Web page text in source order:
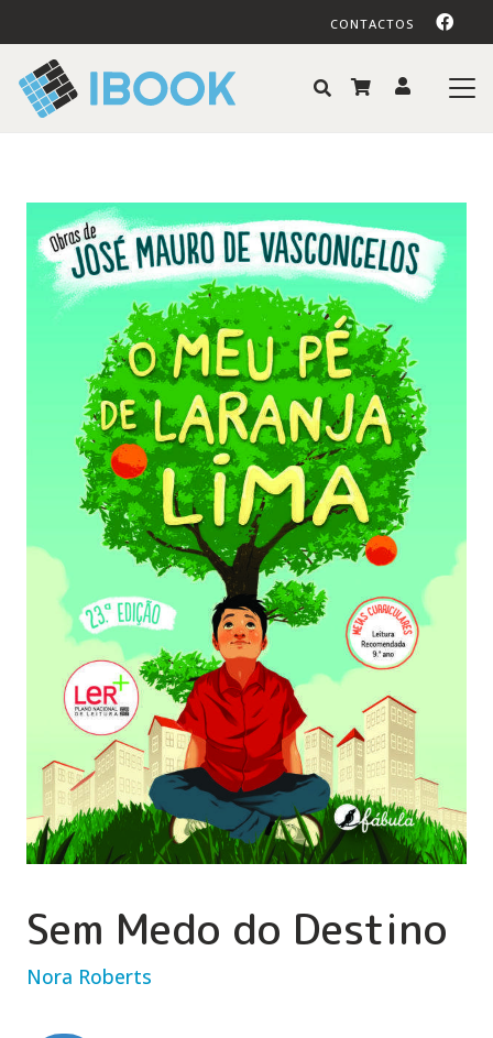
CONTACTOS
Sem Medo do Destino
Nora Roberts